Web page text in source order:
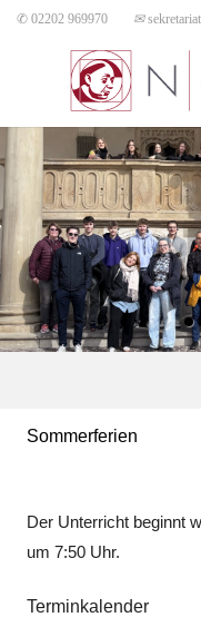
✆ 02202 969970 ✉
Sommerferien
Der Unterricht beginnt
um 7:50 Uhr.
Terminkalender